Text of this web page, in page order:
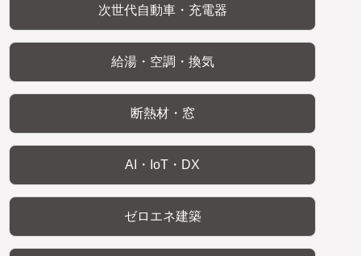
次世代自動車・充電器
給湯・空調・換気
断熱材・窓
AI・IoT・DX
ゼロエネ建築